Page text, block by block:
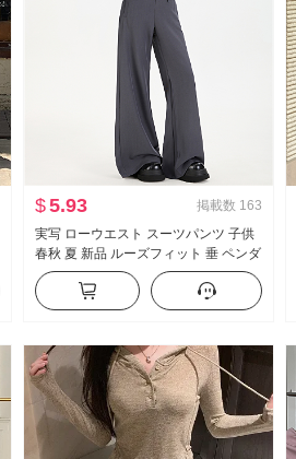
$5.93 掲載数 163
実写 ローウエスト スーツパンツ 子供
春秋 夏 新品 ルーズフィット 垂 ペンダ
ント 感 bf ルーズ カジュアル フレア ワ
イドパンツ